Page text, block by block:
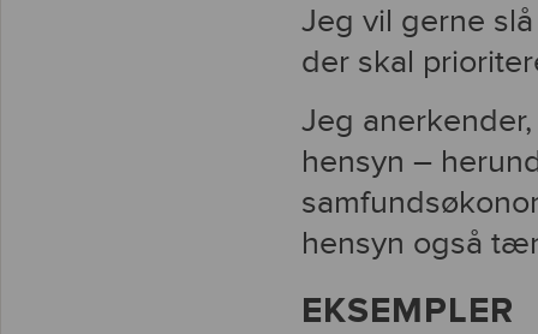
Jeg vil gerne
der skal
Jeg
hensyn –
hensyn også
EKSEMPLER